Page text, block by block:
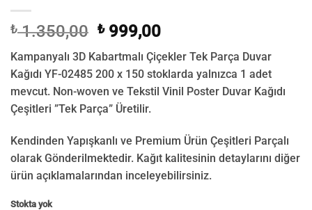
₺1.350,00 Orijinal
fiyat:
₺ 1.350,00.
₺999,00Şu
andaki
fiyat:
₺ 999,00.
Kampanyalı 3D Kabartmalı Çiçekler Tek Parça Duvar
Kağıdı YF-02485 200 x 150 stoklarda yalnızca 1 adet
mevcut. Non-woven ve Tekstil Vinil Poster Duvar Kağıdı
Çeşitleri ”Tek Parça” Üretilir.
Kendinden Yapışkanlı ve Premium Ürün Çeşitleri Parçalı
olarak Gönderilmektedir. Kağıt kalitesinin detaylarını diğer
ürün açıklamalarından inceleyebilirsiniz.
Stokta yok